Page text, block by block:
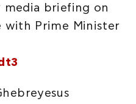
media briefing on
with Prime Minister